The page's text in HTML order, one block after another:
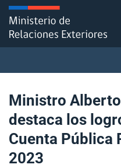
Click acá para ir
Ministerio
Política Exterior
Ministro
destaca los
Cuenta Pública
2023